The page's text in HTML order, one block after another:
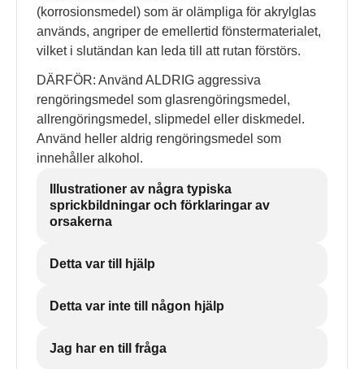
(korrosionsmedel) som är olämpliga för akrylglas
används, angriper de emellertid fönstermaterialet,
vilket i slutändan kan leda till att rutan förstörs.
DÄRFÖR: Använd ALDRIG aggressiva
rengöringsmedel som glasrengöringsmedel,
allrengöringsmedel, slipmedel eller diskmedel.
Använd heller aldrig rengöringsmedel som
innehåller alkohol.
Illustrationer av några typiska
sprickbildningar och förklaringar av
orsakerna
Detta var till hjälp
Detta var inte till någon hjälp
Jag har en till fråga